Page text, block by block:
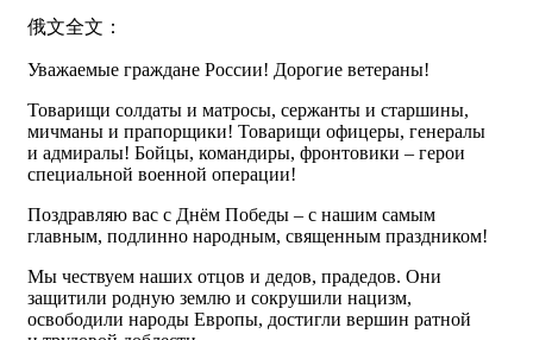
俄文全文：
Уважаемые граждане России! Дорогие ветераны!
Товарищи солдаты и матросы, сержанты и старшины,
мичманы и прапорщики! Товарищи офицеры, генералы
и адмиралы! Бойцы, командиры, фронтовики – герои
специальной военной операции!
Поздравляю вас с Днём Победы – с нашим самым
главным, подлинно народным, священным праздником!
Мы чествуем наших отцов и дедов, прадедов. Они
защитили родную землю и сокрушили нацизм,
освободили народы Европы, достигли вершин ратной